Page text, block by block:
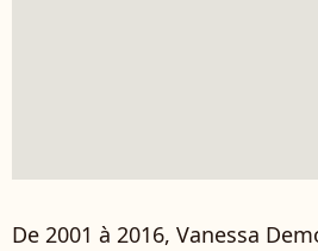
De 2001 à 2016, Vanessa